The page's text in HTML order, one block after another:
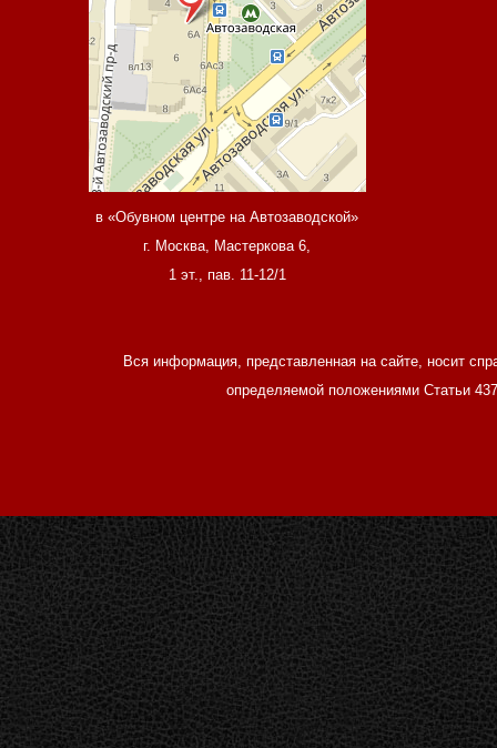
в «Обувном центре на Автозаводской»
г. Москва, Мастеркова 6,
1 эт., пав. 11-12/1
Вся информация, представленная на сайте, носит
определяемой положениями Статьи